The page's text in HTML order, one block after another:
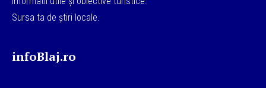
Sursa ta de știri locale.
infoBlaj.ro